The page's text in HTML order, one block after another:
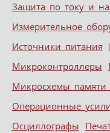
Защита по току и
Измерительное
Источники питания
Микроконтроллеры
Микросхемы
Операционные
Осциллографы